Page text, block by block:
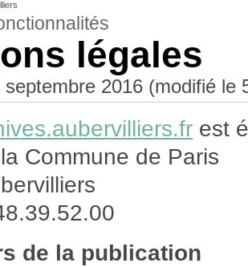
légales
septembre 2016 (modifié le
est
Commune de Paris
de la publication